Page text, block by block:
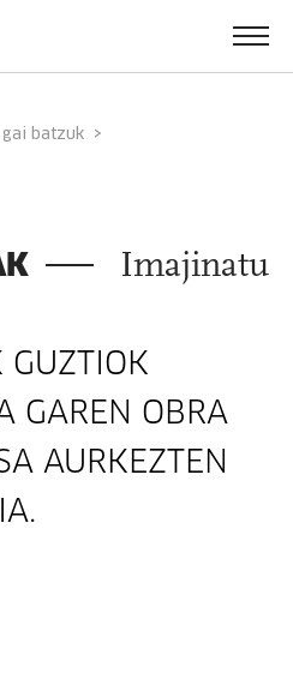
gai batzuk
Imajinatu
GUZTIOK
GAREN OBRA
AURKEZTEN